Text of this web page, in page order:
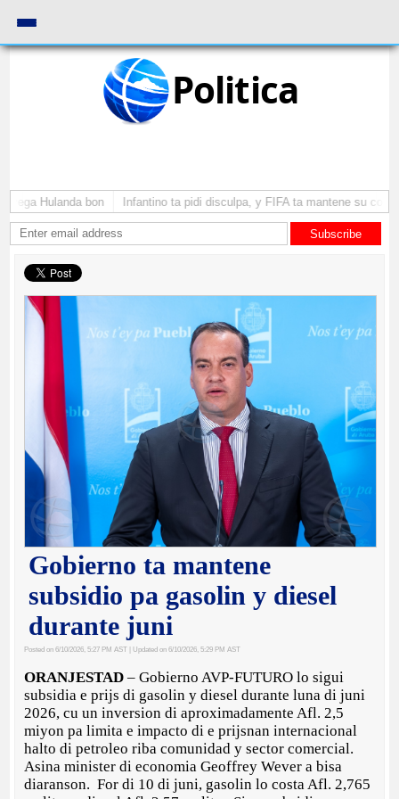
Politica
Hulanda bon Infantino ta pidi disculpa, y FIFA ta mantene su como
Subscribe
Gobierno ta mantene
subsidio pa gasolin y diesel
durante juni
Posted on 6/10/2026, 5:27 PM AST | Updated on 6/10/2026, 5:29 PM AST
ORANJESTAD – Gobierno AVP-FUTURO lo sigui
subsidia e prijs di gasolin y diesel durante luna di juni
2026, cu un inversion di aproximadamente Afl. 2,5
miyon pa limita e impacto di e prijsnan internacional
halto di petroleo riba comunidad y sector comercial.
Asina minister di economia Geoffrey Wever a bisa
diaranson. For di 10 di juni, gasolin lo costa Afl. 2,765